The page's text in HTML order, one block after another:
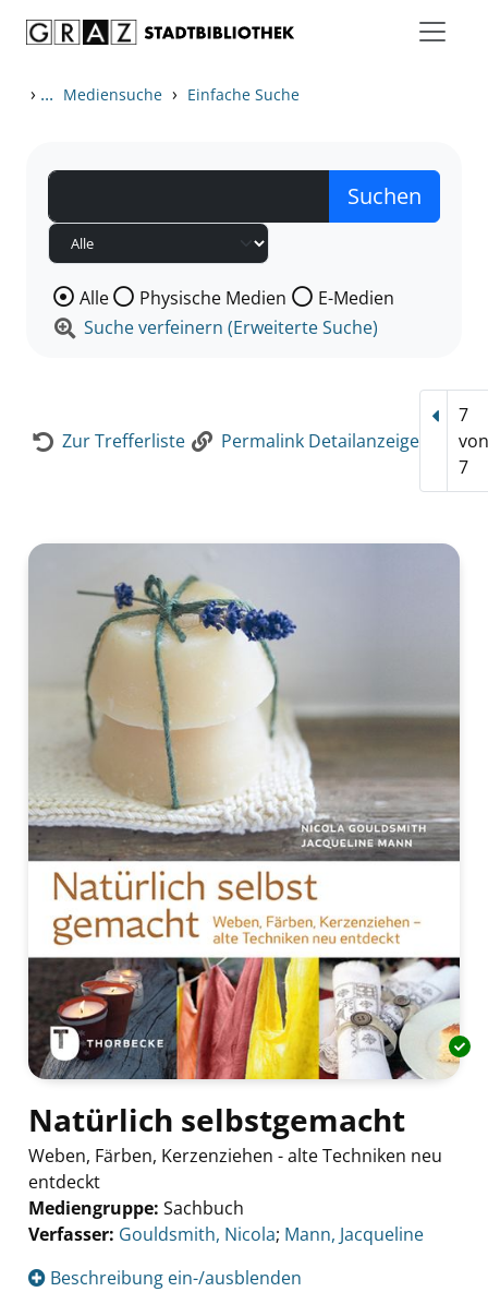
› ... Mediensuche › Einfache Suche
Wählen Sie die Medienart nach der Sie suchen wollen.
Alle Physische Medien
E-Medien
Suche verfeinern (Erweiterte Suche)
Zur Trefferliste Permalink Detailanzeige
7
7
Natürlich selbstgemacht
Weben, Färben, Kerzenziehen - alte Techniken neu
entdeckt
Mediengruppe: Sachbuch
Verfasser: Suche nach diesem Verfasser
Gouldsmith, Nicola; Mann, Jacqueline
Beschreibung ein-/ausblenden